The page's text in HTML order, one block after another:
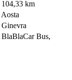
104,33 km
Aosta
Ginevra
BlaBlaCar Bus,